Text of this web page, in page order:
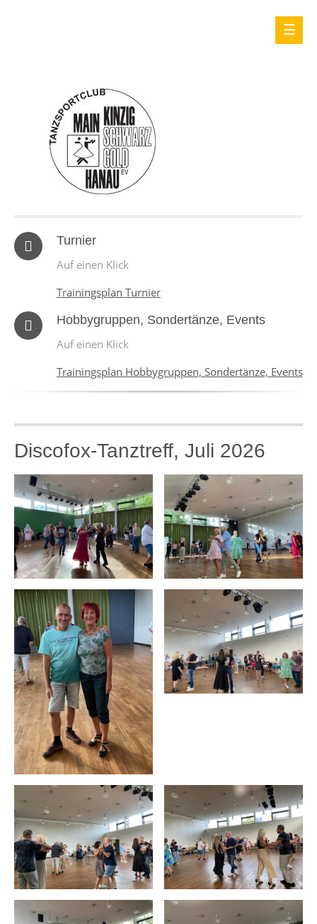
Turnier
Auf einen Klick
Trainingsplan Turnier
Hobbygruppen, Sondertänze, Events
Auf einen Klick
Trainingsplan Hobbygruppen, Sondertänze, Events
Discofox-Tanztreff, Juli 2026